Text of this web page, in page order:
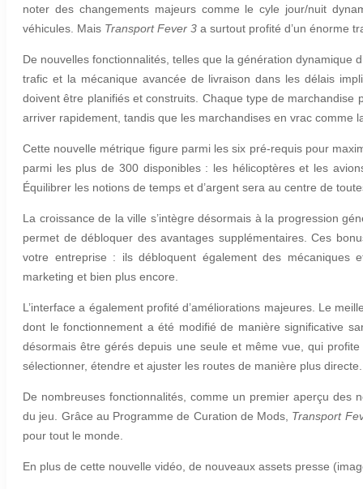
noter des changements majeurs comme le cyle jour/nuit
véhicules. Mais Transport Fever 3 a surtout profité d’un énorme
De nouvelles fonctionnalités, telles que la génération dynamique
trafic et la mécanique avancée de livraison dans les délais
doivent être planifiés et construits. Chaque type de
arriver rapidement, tandis que les marchandises en vrac comme
Cette nouvelle métrique figure parmi les six pré-requis pour
parmi les plus de 300 disponibles : les hélicoptères et les
Équilibrer les notions de temps et d’argent sera au centre de
La croissance de la ville s’intègre désormais à la progression
permet de débloquer des avantages supplémentaires. Ces
votre entreprise : ils débloquent également des mécaniques
marketing et bien plus encore.
L’interface a également profité d’améliorations majeures. Le
dont le fonctionnement a été modifié de manière significative
désormais être gérés depuis une seule et même vue, qui
sélectionner, étendre et ajuster les routes de manière plus directe.
De nombreuses fonctionnalités, comme un premier aperçu des
du jeu. Grâce au Programme de Curation de Mods, Transport
pour tout le monde.
En plus de cette nouvelle vidéo, de nouveaux assets presse